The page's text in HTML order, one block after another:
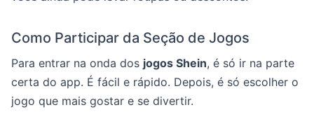
Como Participar da Seção de Jogos
Para entrar na onda dos jogos Shein, é só ir na parte
certa do app. É fácil e rápido. Depois, é só escolher o
jogo que mais gostar e se divertir.